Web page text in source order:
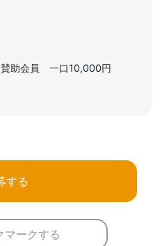
助会員　一口10,000円
する
マークする